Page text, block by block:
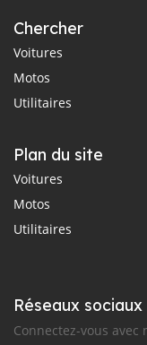
Chercher
Voitures
Motos
Utilitaires
Plan du site
Voitures
Motos
Utilitaires
Réseaux
Connectez-vous avec